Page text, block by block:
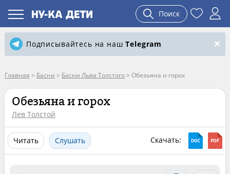
Поиск
Подписывайтесь на нашTelegram
Главная > Басни > Басни Льва Толстого> Обезьяна и горох
Обезьяна и горох
Лев Толстой
Читать Слушать Скачать: